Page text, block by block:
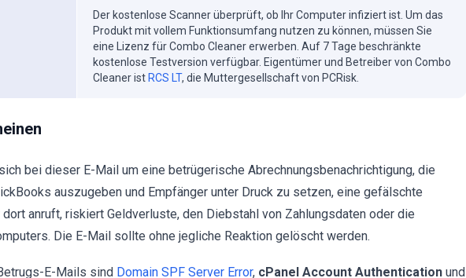
Der kostenlose Scanner überprüft, ob Ihr Computer infiziert ist. Um das
Produkt mit vollem Funktionsumfang nutzen zu können, müssen Sie
eine Lizenz für Combo Cleaner erwerben. Auf 7 Tage beschränkte
kostenlose Testversion verfügbar. Eigentümer und Betreiber von Combo
Cleaner ist RCS LT, die Muttergesellschaft von PCRisk.
bei dieser E-Mail um eine betrügerische Abrechnungsbenachrichtigung, die
auszugeben und Empfänger unter Druck zu setzen, eine gefälschte
anruft, riskiert Geldverluste, den Diebstahl von Zahlungsdaten oder die
Die E-Mail sollte ohne jegliche Reaktion gelöscht werden.
E-Mails sind Domain SPF Server Error, cPanel Account Authentication und